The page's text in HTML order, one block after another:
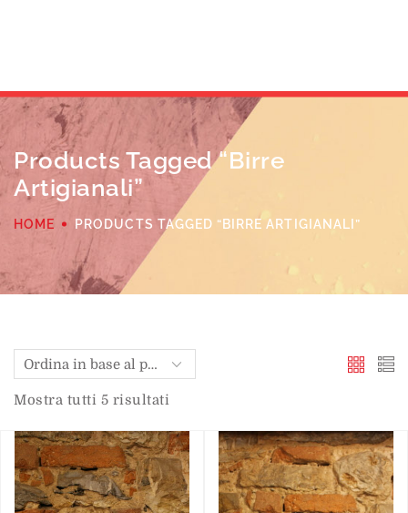
Products Tagged “birre
Artigianali”
HOME PRODUCTS TAGGED “BIRRE ARTIGIANALI”
Mostra tutti 5 risultati